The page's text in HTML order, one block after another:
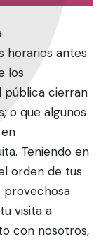
horarios antes
los
pública cierran
o que algunos
Teniendo en
orden de tus
provechosa
visita a
con nosotros,